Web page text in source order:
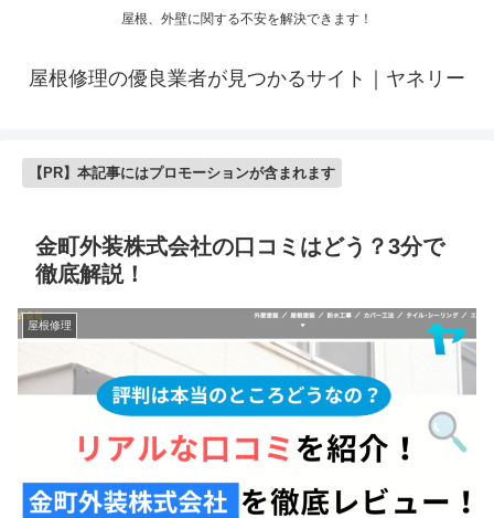
屋根、外壁に関する不安を解決できます！
屋根修理の優良業者が見つかるサイト｜ヤネリー
【PR】本記事にはプロモーションが含まれます
金町外装株式会社の口コミはどう？3分で
徹底解説！
屋根修理